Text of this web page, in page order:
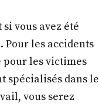
vous avez été
Pour les accidents
pour les victimes
spécialisés dans le
vous serez